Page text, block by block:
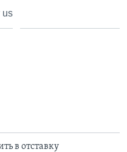
us
в отставку